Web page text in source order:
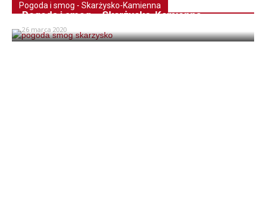
Pogoda i smog - Skarżysko-Kamienna
Pogoda i smog – Skarżysko-Kamienna
26 marca 2020